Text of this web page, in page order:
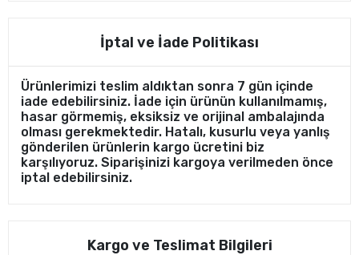
İptal ve İade Politikası
Ürünlerimizi teslim aldıktan sonra 7 gün içinde
iade edebilirsiniz. İade için ürünün kullanılmamış,
hasar görmemiş, eksiksiz ve orijinal ambalajında
olması gerekmektedir. Hatalı, kusurlu veya yanlış
gönderilen ürünlerin kargo ücretini biz
karşılıyoruz. Siparişinizi kargoya verilmeden önce
iptal edebilirsiniz.
Kargo ve Teslimat Bilgileri